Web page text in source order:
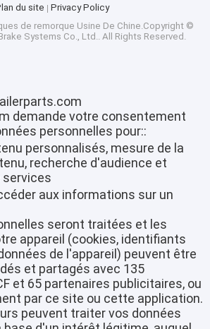
du site
Privacy Policy
de remorque Usine De Chine.Copyright ©
Systems Co., Ltd.. All Rights Reserved.
demande votre consentement
personnelles pour::
personnalisés, mesure de la
recherche d'audience et
services
aux informations sur un
seront traitées et les
appareil (cookies, identifiants
de l'appareil) peuvent être
et partagés avec 135
et 65 partenaires publicitaires, ou
par ce site ou cette application.
peuvent traiter vos données